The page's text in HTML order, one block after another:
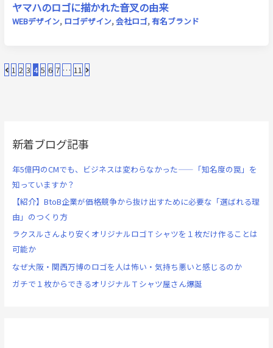
ヤマハのロゴに描かれた音叉の由来
WEBデザイン, ロゴデザイン,会社ロゴ,有名ブランド
1 2 3 4 5 6 7 … 11
新着ブログ記事
年5億円のCMでも、ビジネスは変わらなかった——「知名度の罠」を
知っていますか？
【紹介】BtoB企業が価格競争から抜け出すために必要な「選ばれる理
由」のつくり方
ラクスルさんより安くオリジナルロゴＴシャツを１枚だけ作ることは
可能か
なぜ大阪・関西万博のロゴを人は怖い・気持ち悪いと感じるのか
ガチで１枚からできるオリジナルＴシャツ屋さん爆誕